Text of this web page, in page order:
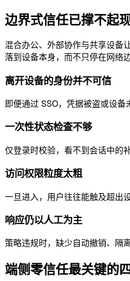
边界式信任已撑不起
混合办公、外部协作与共享设备
落到设备本身，而不只停在网络边
离开设备的身份并不可信
即便通过 SSO，凭据被盗或设备
一次性状态检查不够
仅登录时校验，看不到会话中的
访问权限粒度太粗
一旦进入，用户往往能触及超出
响应仍以人工为主
策略违规时，缺少自动撤销、隔
端侧零信任最关键的